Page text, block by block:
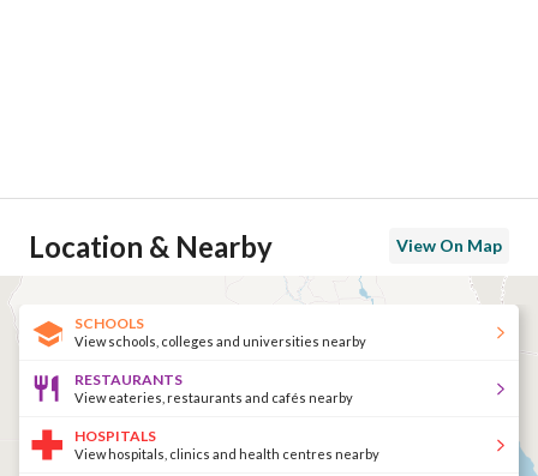
Location & Nearby View On Map
SCHOOLS
View schools, colleges and universities nearby
RESTAURANTS
View eateries, restaurants and cafés nearby
HOSPITALS
View hospitals, clinics and health centres nearby